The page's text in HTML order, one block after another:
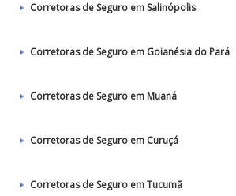
Corretoras de Seguro em Salinópolis
Corretoras de Seguro em Goianésia do Pará
Corretoras de Seguro em Muaná
Corretoras de Seguro em Curuçá
Corretoras de Seguro em Tucumã